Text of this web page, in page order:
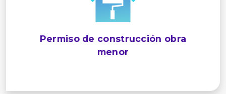
Permiso de construcción obra
menor